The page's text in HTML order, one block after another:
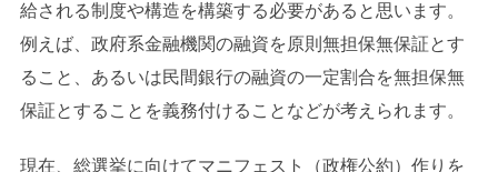
給される制度や構造を構築する必要があると思います。
例えば、政府系金融機関の融資を原則無担保無保証とす
ること、あるいは民間銀行の融資の一定割合を無担保無
保証とすることを義務付けることなどが考えられます。
現在、総選挙に向けてマニフェスト（政権公約）作りを